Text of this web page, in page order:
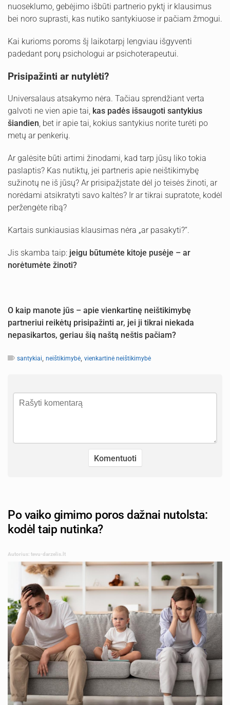
nuoseklumo, gebėjimo išbūti partnerio pyktį ir klausimus
bei noro suprasti, kas nutiko santykiuose ir pačiam žmogui.
Kai kurioms poroms šį laikotarpį lengviau išgyventi
padedant porų psichologui ar psichoterapeutui.
Prisipažinti ar nutylėti?
Universalaus atsakymo nėra. Tačiau sprendžiant verta
galvoti ne vien apie tai, kas padės išsaugoti santykius
šiandien, bet ir apie tai, kokius santykius norite turėti po
metų ar penkerių.
Ar galėsite būti artimi žinodami, kad tarp jūsų liko tokia
paslaptis? Kas nutiktų, jei partneris apie neištikimybę
sužinotų ne iš jūsų? Ar prisipažįstate dėl jo teisės žinoti, ar
norėdami atsikratyti savo kaltės? Ir ar tikrai supratote, kodėl
peržengėte ribą?
Kartais sunkiausias klausimas nėra „ar pasakyti?“.
Jis skamba taip: jeigu būtumėte kitoje pusėje – ar
norėtumėte žinoti?
O kaip manote jūs – apie vienkartinę neištikimybę
partneriui reikėtų prisipažinti ar, jei ji tikrai niekada
nepasikartos, geriau šią naštą neštis pačiam?
santykiai, neištikimybė, vienkartinė neištikimybė
Po vaiko gimimo poros dažnai nutolsta:
kodėl taip nutinka?
Autorius: tevu-darzelis.lt